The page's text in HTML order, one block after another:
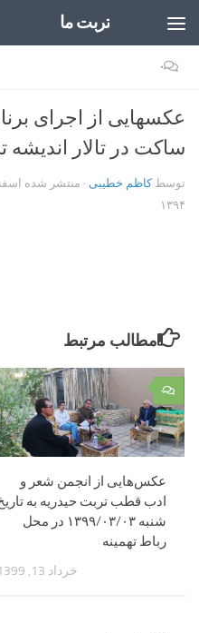
تربت ما
۰
عکسهایی از اجرای
ساکت در تالار اندیشه
توسطکاظم خطیبی · منتشر شده اسفند
۱۳۹۴
مطالب مرتبط
۰
عکس‌هایی از انجمن شعر و
ادب قطب تربت حیدریه به
شنبه ۱۳۹۹/۰۳/۰۳ در محل
رباط تهمینه
خرداد 13, 1399